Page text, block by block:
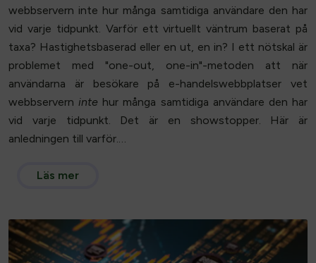
webbservern inte hur många samtidiga användare den har
vid varje tidpunkt. Varför ett virtuellt väntrum baserat på
taxa? Hastighetsbaserad eller en ut, en in? I ett nötskal är
problemet med "one-out, one-in"-metoden att när
användarna är besökare på e-handelswebbplatser vet
webbservern inte hur många samtidiga användare den har
vid varje tidpunkt. Det är en showstopper. Här är
anledningen till varför.…
Läs mer